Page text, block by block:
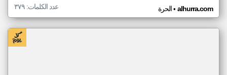
الحرة• alhurra.com عدد الكلمات: ٣٧٩